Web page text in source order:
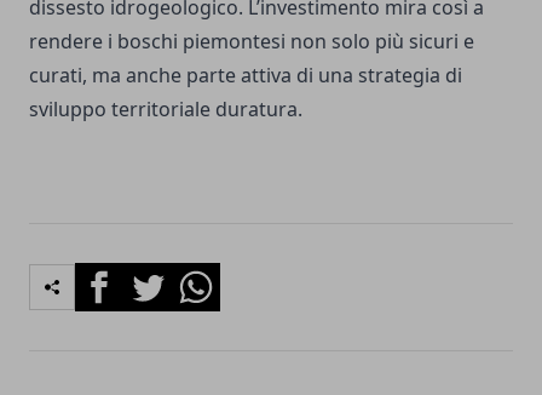
dissesto idrogeologico. L’investimento mira così a
rendere i boschi piemontesi non solo più sicuri e
curati, ma anche parte attiva di una strategia di
sviluppo territoriale duratura.
FacebookTwitterWhatsapp